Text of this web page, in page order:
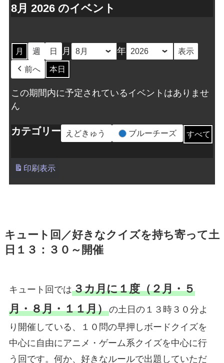
8月 2026 のイベント
月 週 日 月 年
前へ 本日
この期間内に予定されているイベントはありませ
ん
カテゴリー えどきゅう ブルーチーズ すべて
印刷表示
キュート回／好きなクイズを持ち寄って土
日１３：３０～開催
キュート回では３カ月に１度（２月・５
月・８月・１１月）の土日の１３時３０分よ
り開催している、１０問の早押しボードクイズを
中心に自由にアニメ・ゲーム系クイズを中心に行
う回です。何か、好きなルールで出題していただ